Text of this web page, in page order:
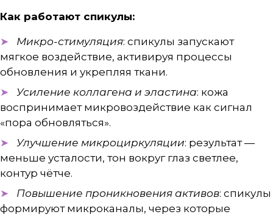
Как работают спикулы:
Микро-стимуляция: спикулы запускают
мягкое воздействие, активируя процессы
обновления и укрепляя ткани.
Усиление коллагена и эластина: кожа
воспринимает микровоздействие как сигнал
«пора обновляться».
Улучшение микроциркуляции: результат —
меньше усталости, тон вокруг глаз светлее,
контур чётче.
Повышение проникновения активов: спикулы
формируют микроканалы, через которые